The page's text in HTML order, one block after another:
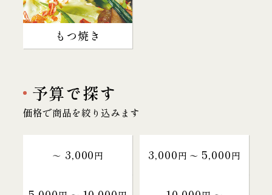
もつ焼き
予算で探す
価格で商品を絞り込みます
～ 3,000円 3,000円 〜 5,000円